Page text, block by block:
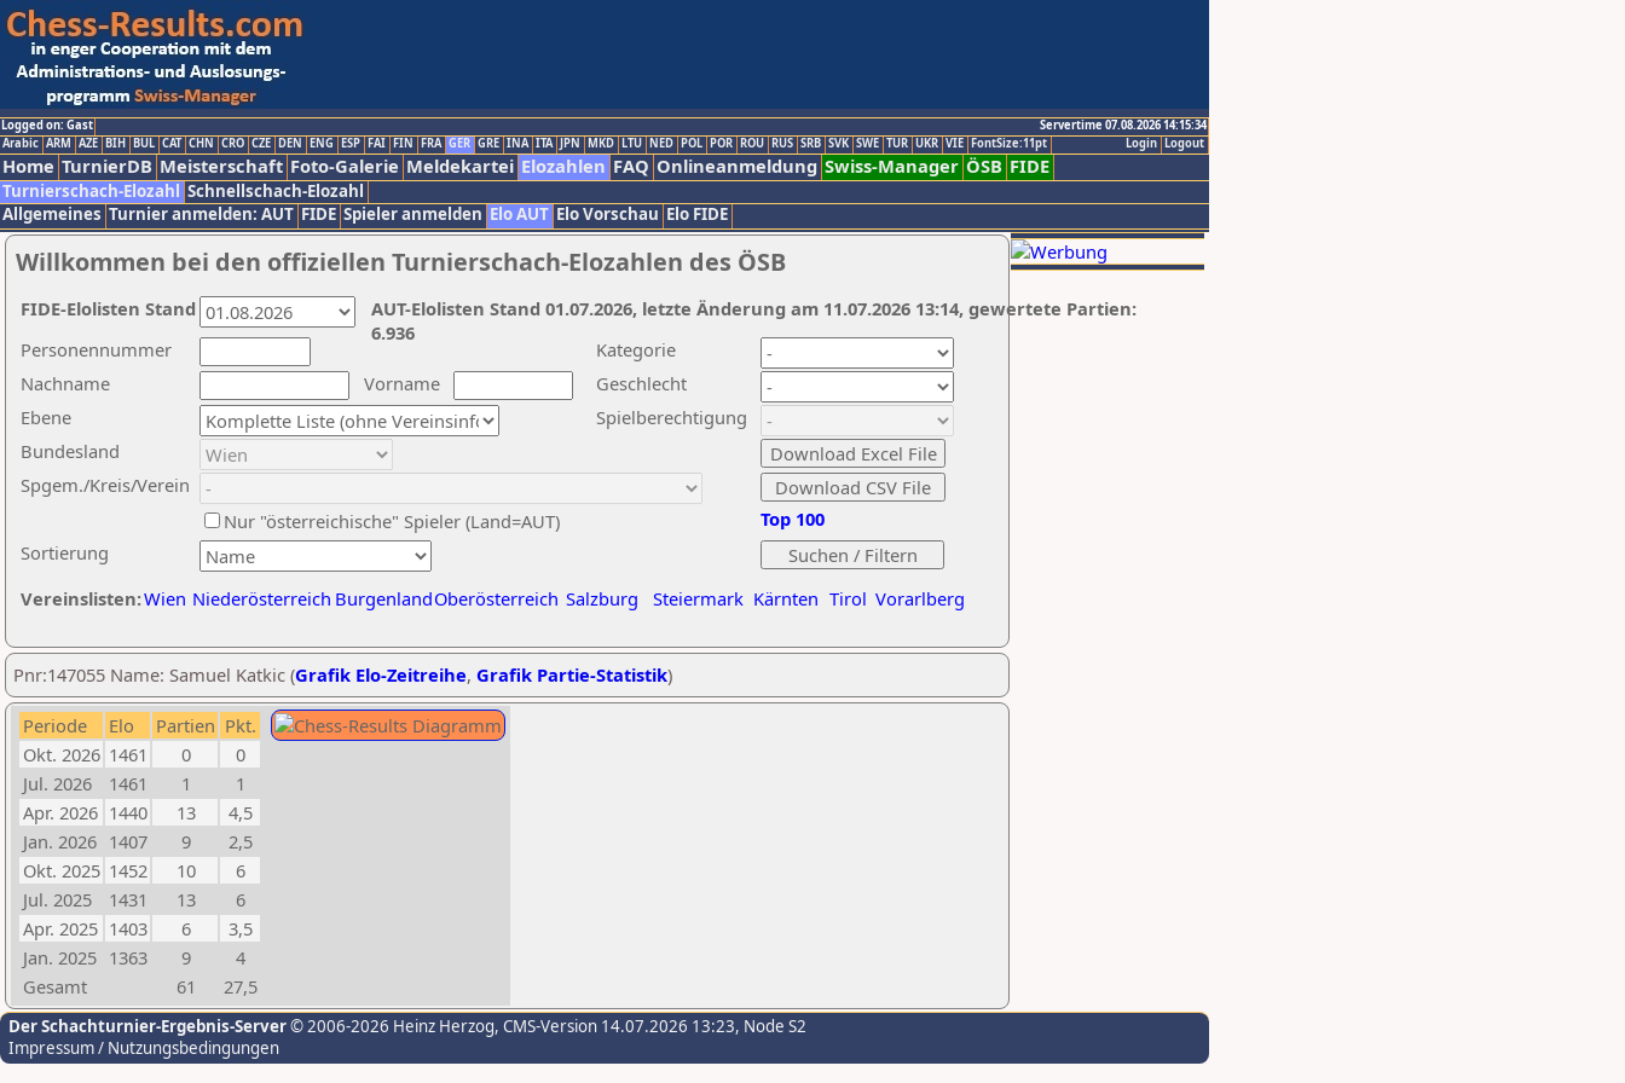
Logged on: Gast
Servertime 07.08.2026 14:15:34
Logout
Login
Arabic ARM AZE BIH BUL CAT CHN CRO CZE DEN ENG ESP FAI FIN FRA GER GRE INA ITA JPN MKD LTU NED POL POR ROU RUS SRB SVK SWE TUR UKR VIE FontSize:11pt
Home TurnierDB Meisterschaft Foto-Galerie Meldekartei Elozahlen FAQ Onlineanmeldung Swiss-Manager ÖSB FIDE
Turnierschach-Elozahl Schnellschach-Elozahl
Allgemeines Turnier anmelden: AUT FIDE Spieler anmelden Elo AUT Elo Vorschau Elo FIDE
Willkommen bei den offiziellen Turnierschach-Elozahlen des ÖSB
Nachname
Vorname
Ebene
Kategorie
Sortierung
Personennummer
Bundesland
Spgem./Kreis/Verein
Geschlecht
Nur "österreichische" Spieler (Land=AUT)
Spielberechtigung
Vereinslisten:Wien Niederösterreich BurgenlandOberösterreich Salzburg Steiermark Kärnten Tirol Vorarlberg
Top 100
AUT-Elolisten Stand 01.07.2026, letzte Änderung am 11.07.2026 13:14, gewertete Partien:
6.936
FIDE-Elolisten Stand
Pnr:147055 Name: Samuel Katkic (Grafik Elo-Zeitreihe, Grafik Partie-Statistik)
Periode Elo Partien Pkt.
Okt. 2026 1461 0
0
Jul. 2026
1461 1
1
Apr. 2026 1440 13
4,5
Jan. 2026 1407 9
2,5
Okt. 2025 1452 10
6
Jul. 2025
1431 13
6
Apr. 2025 1403 6
3,5
Jan. 2025 1363 9
4
Gesamt
61 27,5
Der Schachturnier-Ergebnis-Server© 2006-2026 Heinz Herzog, CMS-Version 14.07.2026 13:23, Node S2
Impressum / Nutzungsbedingungen